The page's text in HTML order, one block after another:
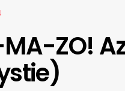
MA-ZO!